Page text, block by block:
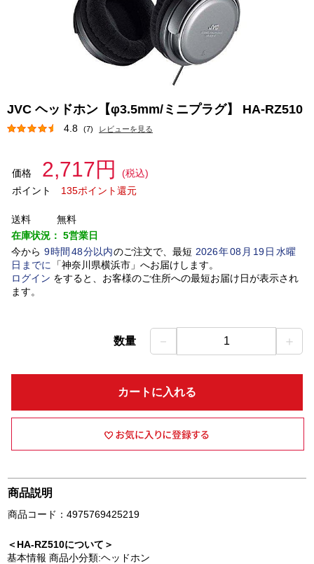
JVC ヘッドホン【φ3.5mm/ミニプラグ】 HA-RZ510
4.8 (7) レビューを見る
価格 2,717円
(税込)
ポイント
135ポイント還元
送料
無料
在庫状況： 5営業日
今から 9時間 48分以内のご注文で、最短 2026年08 月 19日水曜
日 までに 「神奈川県横浜市」 へお届けします。
ログイン をすると、お客様のご住所への最短お届け日が表示され
ます。
数量 － 1 ＋
カートに入れる
商品説明
商品コード：4975769425219
＜HA-RZ510について＞
基本情報 商品小分類:ヘッドホン